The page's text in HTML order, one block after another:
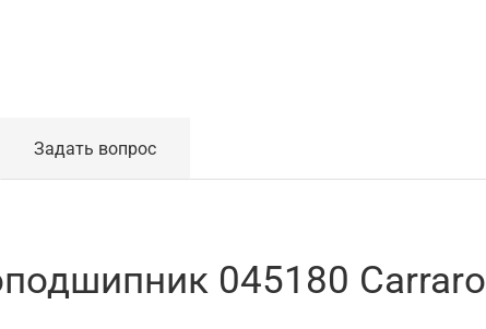
Задать вопрос
045180 Carraro